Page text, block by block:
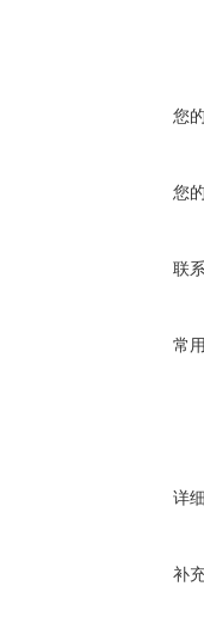
您
您
联
常
详
补